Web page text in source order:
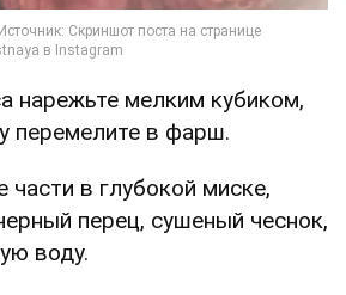
нарежьте мелким кубиком,
перемелите в фарш.
части в глубокой миске,
перец, сушеный чеснок,
воду.